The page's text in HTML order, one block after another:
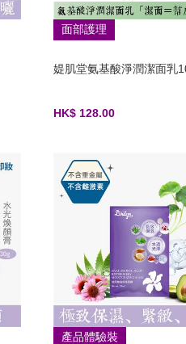
面部護理
媞肌堂氨基酸淨潤潔面乳
HK$ 128.00
產品體驗裝